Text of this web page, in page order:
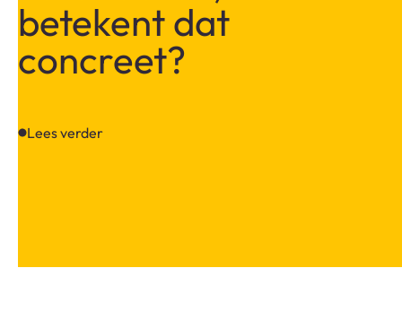
betekent dat
concreet?
Lees verder